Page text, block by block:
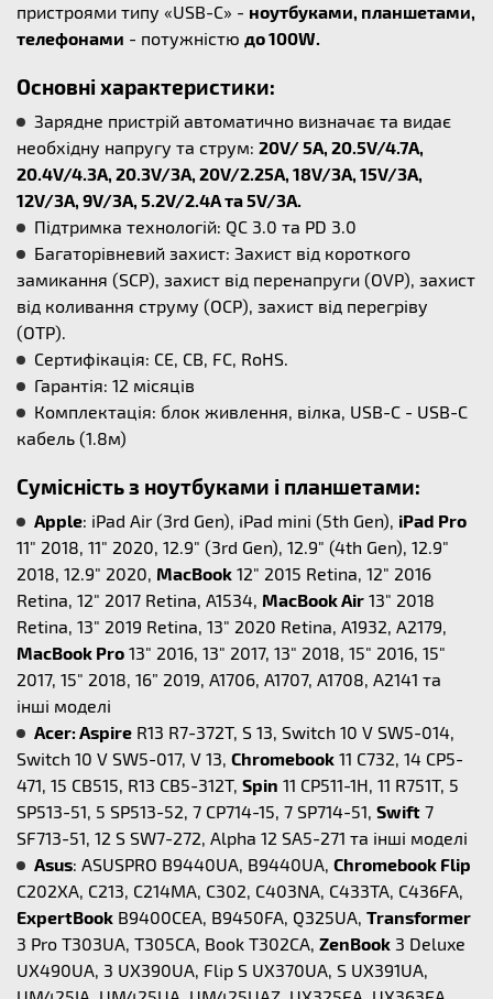
пристроями типу «USB-C» - ноутбуками, планшетами,
телефонами - потужністю до 100W.
Основні характеристики:
Зарядне пристрій автоматично визначає та видає
необхідну напругу та струм: 20V/ 5A, 20.5V/4.7A,
20.4V/4.3A, 20.3V/3A, 20V/2.25A, 18V/3A, 15V/3A,
12V/3A, 9V/3A, 5.2V/2.4A та 5V/3A.
Підтримка технологій: QC 3.0 та PD 3.0
Багаторівневий захист: Захист від короткого
замикання (SCP), захист від перенапруги (OVP), захист
від коливання струму (OCP), захист від перегріву
(OTP).
Сертифікація: CE, CB, FC, RoHS.
Гарантія: 12 місяців
Комплектація: блок живлення, вілка, USB-C - USB-C
кабель (1.8м)
Сумісність з ноутбуками і планшетами:
Apple: iPad Air (3rd Gen), iPad mini (5th Gen), iPad Pro
11" 2018, 11" 2020, 12.9" (3rd Gen), 12.9" (4th Gen), 12.9"
2018, 12.9" 2020, MacBook 12" 2015 Retina, 12" 2016
Retina, 12" 2017 Retina, A1534, MacBook Air 13" 2018
Retina, 13" 2019 Retina, 13" 2020 Retina, A1932, A2179,
MacBook Pro 13" 2016, 13" 2017, 13" 2018, 15" 2016, 15"
2017, 15" 2018, 16” 2019, A1706, A1707, A1708, A2141 та
інші моделі
Acer: Aspire R13 R7-372T, S 13, Switch 10 V SW5-014,
Switch 10 V SW5-017, V 13, Chromebook 11 C732, 14 CP5-
471, 15 CB515, R13 CB5-312T, Spin 11 CP511-1H, 11 R751T, 5
SP513-51, 5 SP513-52, 7 CP714-15, 7 SP714-51, Swift 7
SF713-51, 12 S SW7-272, Alpha 12 SA5-271 та інші моделі
Asus: ASUSPRO B9440UA, B9440UA, Chromebook Flip
C202XA, C213, C214MA, C302, C403NA, C433TA, C436FA,
ExpertBook B9400CEA, B9450FA, Q325UA, Transformer
3 Pro T303UA, T305CA, Book T302CA, ZenBook 3 Deluxe
UX490UA, 3 UX390UA, Flip S UX370UA, S UX391UA,